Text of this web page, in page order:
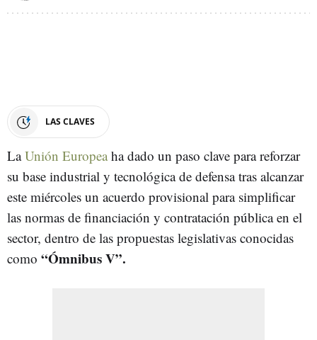
LAS CLAVES
LaUnión Europeaha dado un paso clave para reforzar
su base industrial y tecnológica de defensa tras alcanzar
este miércoles un acuerdo provisional para simplificar
las normas de financiación y contratación pública en el
sector, dentro de las propuestas legislativas conocidas
como “Ómnibus V”.